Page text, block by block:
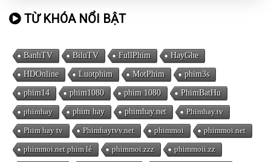
TỪ KHÓA NỔI BẬT
BanhTV BiluTV FullPhim HayGhe
HDOnline Luotphim MotPhim phim3s
phim14 phim1080 phim 1080 PhimBatHu
phimhay phim hay phimhay.net Phimhay.tv
Phim hay tv Phimhaytvv.net phimmoi phimmoi.net
phimmoi.net phim lẻ phimmoi.zzz phimmoii.zz